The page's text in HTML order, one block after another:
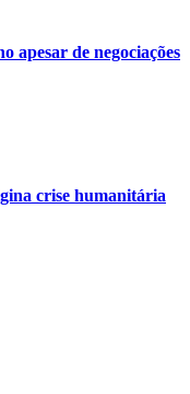
apesar de negociações
crise humanitária